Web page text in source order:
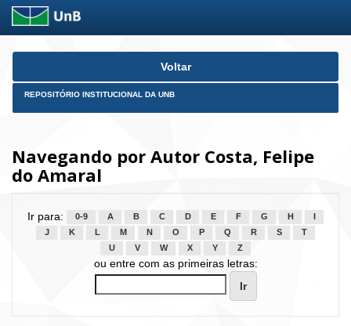
Skip
Voltar
REPOSITÓRIO INSTITUCIONAL DA UNB
Navegando por Autor Costa, Felipe
do Amaral
Ir para: 0-9 A B C D E F G H
J
K L M N O P Q R S
T
U
V W X Y Z
ou entre com as primeiras letras: